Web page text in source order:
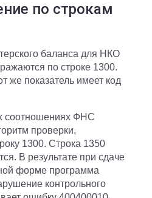
по строкам
баланса для НКО
по строке 1300.
же показатель имеет код
соотношениях ФНС
проверки,
1300. Строка 1350
В результате при сдаче
форме программа
контрольного